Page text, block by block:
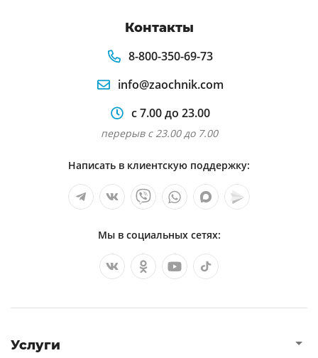
Контакты
8-800-350-69-73
info@zaochnik.com
с 7.00 до 23.00
перерыв с 23.00 до 7.00
Написать в клиентскую поддержку:
Мы в социальных сетях:
Услуги